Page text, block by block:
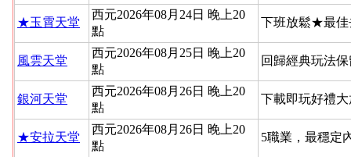
★玉霄天堂
西元2026年08月24日 晚上20
點
下班放鬆★最
風雲天堂
西元2026年08月25日 晚上20
點
回歸經典玩法
銀河天堂
西元2026年08月26日 晚上20
點
下載即玩好禮
★安拉天堂
西元2026年08月26日 晚上20
點
5職業，最穩定